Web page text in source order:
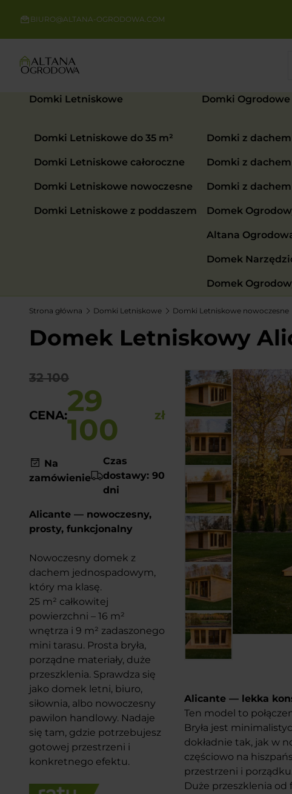
BIURO@ALTANA-OGRODOWA.COM
Domki Letniskowe
Domki Letniskowe do 35 m²
Domki Letniskowe całoroczne
Domki Letniskowe nowoczesne
Domki Letniskowe z poddaszem
Domki Ogrodowe
Domki z
Domki z
Domki z
Domek
Altana
Domek
Domek
Strona główna Domki Letniskowe Domki Letniskowe nowoczesne
Domek Letniskowy
Alicante — lekka
Ten model to
Bryła jest
dokładnie tak, jak w
częściowo na
przestrzeni i
Duże przeszklenia od
32 100
CENA:29
100
zł
Na
zamówienie
Czas
dostawy: 90
dni
Alicante — nowoczesny,
prosty, funkcjonalny
Nowoczesny domek z
dachem jednospadowym,
który ma klasę.
25 m² całkowitej
powierzchni – 16 m²
wnętrza i 9 m² zadaszonego
mini tarasu. Prosta bryła,
porządne materiały, duże
przeszklenia. Sprawdza się
jako domek letni, biuro,
siłownia, albo nowoczesny
pawilon handlowy. Nadaje
się tam, gdzie potrzebujesz
gotowej przestrzeni i
konkretnego efektu.